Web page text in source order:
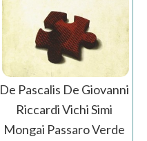
De Pascalis De Giovanni
Riccardi Vichi Simi
Mongai Passaro Verde